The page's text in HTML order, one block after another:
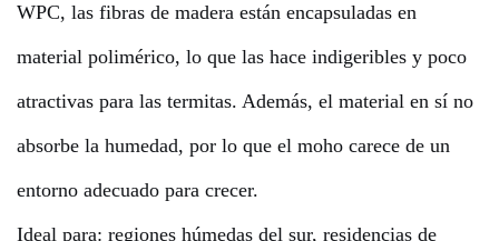
WPC, las fibras de madera están encapsuladas en
material polimérico, lo que las hace indigeribles y poco
atractivas para las termitas. Además, el material en sí no
absorbe la humedad, por lo que el moho carece de un
entorno adecuado para crecer.
Ideal para: regiones húmedas del sur, residencias de